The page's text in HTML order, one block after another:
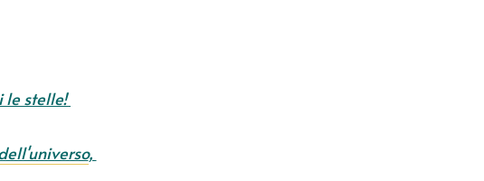
le stelle!
,